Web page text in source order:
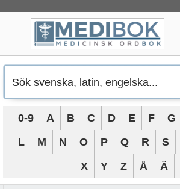
0-9 A B C D E F G
L
M N O P Q R S
X
Y Z Å Ä